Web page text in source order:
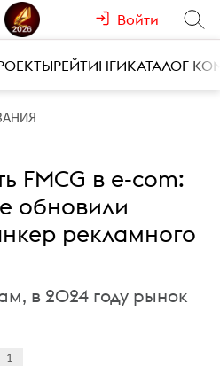
Войти
РЕЙТИНГИКАТАЛОГ
FMCG в e-com:
обновили
рекламного
в 2024 году рынок
1